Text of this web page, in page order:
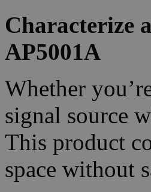
Characterize
AP5001A
Whether
signal source
This product
space without